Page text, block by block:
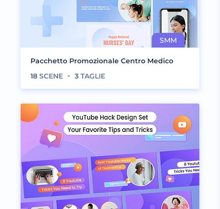
Pacchetto Promozionale Centro Medico
18 SCENE 3 TAGLIE